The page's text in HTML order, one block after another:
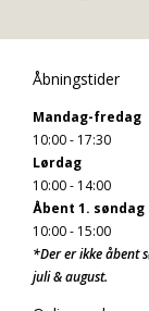
Åbningstider
Mandag-fredag
10:00 - 17:30
Lørdag
10:00 - 14:00
Åbent 1. søndag
10:00 - 15:00
*Der er ikke åbent
juli & august.